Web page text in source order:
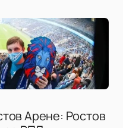
Арене: Ростов